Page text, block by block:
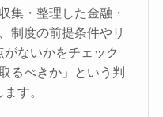
集・整理した金融・
制度の前提条件やリ
ないかをチェック
るべきか」という判
す。